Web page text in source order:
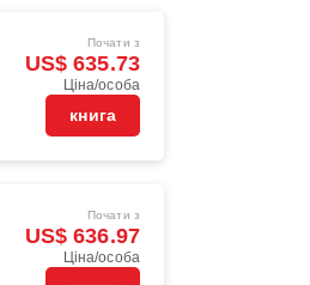
Почати з
US$ 635.73
Ціна/особа
книга
Почати з
US$ 636.97
Ціна/особа